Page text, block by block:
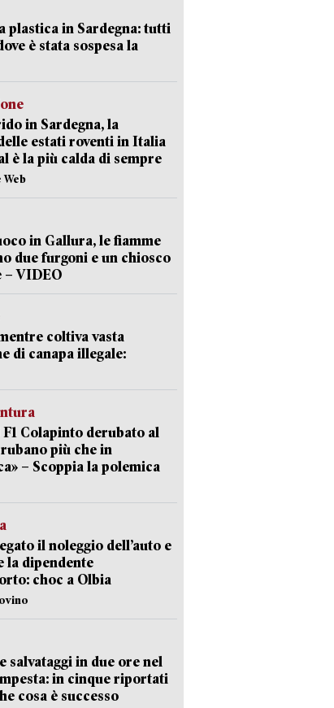
plastica in Sardegna: tutti
è stata sospesa la
in Sardegna, la
estati roventi in Italia
è la più calda di sempre
Web
in Gallura, le fiamme
due furgoni e un chiosco
– VIDEO
coltiva vasta
di canapa illegale:
Colapinto derubato al
più che in
– Scoppia la polemica
il noleggio dell’auto e
la dipendente
choc a Olbia
salvataggi in due ore nel
in cinque riportati
cosa è successo